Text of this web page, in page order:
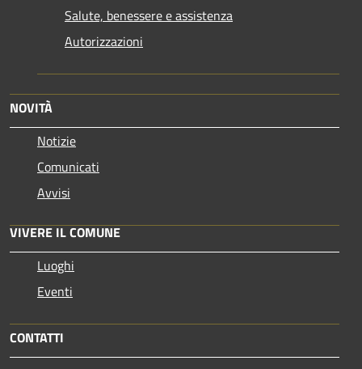
Salute, benessere e assistenza
Autorizzazioni
NOVITÀ
Notizie
Comunicati
Avvisi
VIVERE IL COMUNE
Luoghi
Eventi
CONTATTI